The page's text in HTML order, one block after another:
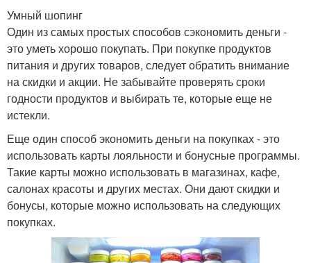
Умный шопинг
Один из самых простых способов сэкономить деньги -
это уметь хорошо покупать. При покупке продуктов
питания и других товаров, следует обратить внимание
на скидки и акции. Не забывайте проверять сроки
годности продуктов и выбирать те, которые еще не
истекли.
Еще один способ экономить деньги на покупках - это
использовать карты лояльности и бонусные программы.
Такие карты можно использовать в магазинах, кафе,
салонах красоты и других местах. Они дают скидки и
бонусы, которые можно использовать на следующих
покупках.